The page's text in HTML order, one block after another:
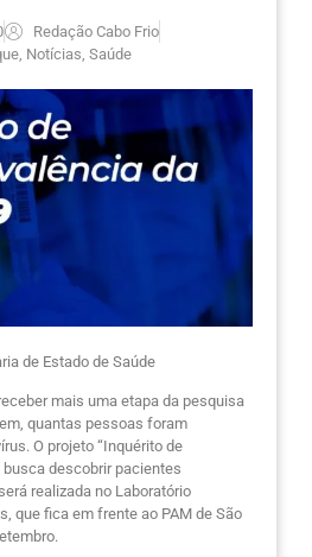
Redação Cabo Frio
, Notícias Saúde
de Estado de Saúde
mais uma etapa da pesquisa
quantas pessoas foram
O projeto “Inquérito de
busca descobrir pacientes
realizada no Laboratório
que fica em frente ao PAM de São